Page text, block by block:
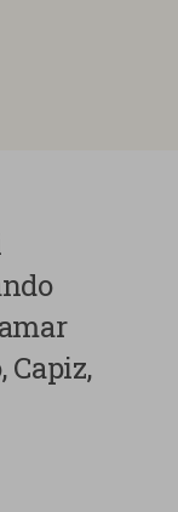
Capiz,